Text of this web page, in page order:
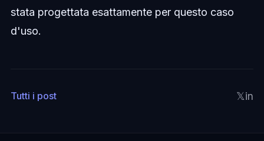
stata progettata esattamente per questo caso
d'uso.
Tutti i post 𝕏in